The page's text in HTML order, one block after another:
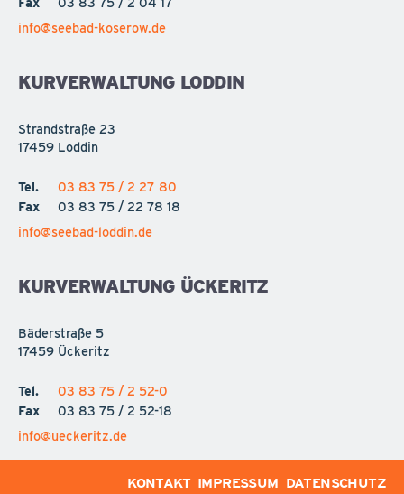
info@seebad-koserow.de
KURVERWALTUNG LODDIN
Strandstraße 23
17459 Loddin
Tel.
03 83 75 / 2 27 80
Fax
03 83 75 / 22 78 18
info@seebad-loddin.de
KURVERWALTUNG ÜCKERITZ
Bäderstraße 5
17459 Ückeritz
Tel.
03 83 75 / 2 52-0
Fax
03 83 75 / 2 52-18
info@ueckeritz.de
KONTAKT IMPRESSUM DATENSCHUTZ